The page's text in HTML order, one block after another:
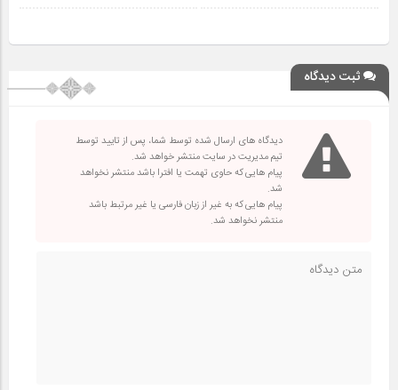
ثبت دیدگاه
دیدگاه های ارسال شده توسط شما، پس از تایید توسط
تیم مدیریت در سایت منتشر خواهد شد.
پیام هایی که حاوی تهمت یا افترا باشد منتشر نخواهد
شد.
پیام هایی که به غیر از زبان فارسی یا غیر مرتبط باشد
منتشر نخواهد شد.